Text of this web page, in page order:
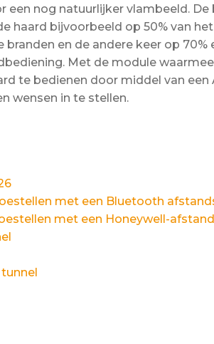
een nog natuurlijker vlambeeld. De
haard bijvoorbeeld op 50% van
en de andere keer op 70%
Met de module
te bedienen door middel van een
wensen in te stellen.
met een Bluetooth
met een Honeywell-